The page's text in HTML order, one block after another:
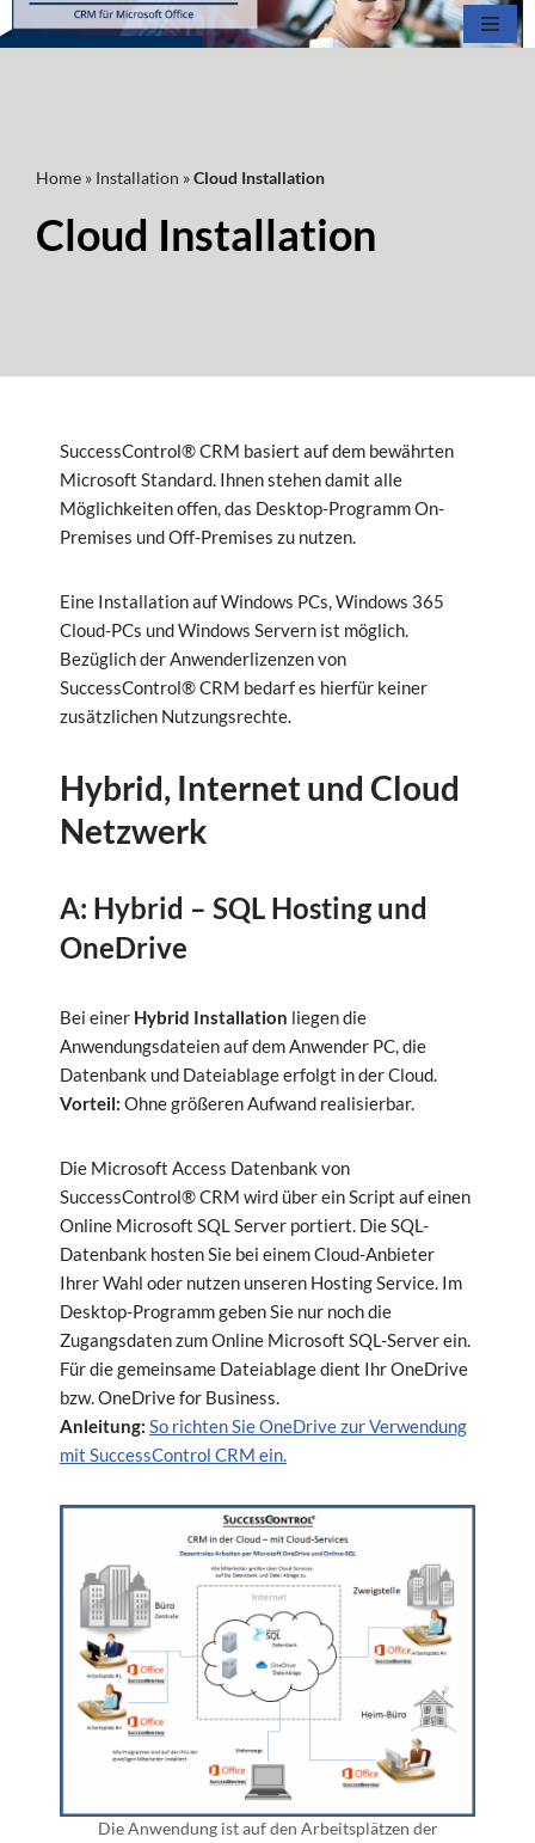
Home » Installation »Cloud Installation
Cloud Installation
SuccessControl® CRM basiert auf dem bewährten
Microsoft Standard. Ihnen stehen damit alle
Möglichkeiten offen, das Desktop-Programm On-
Premises und Off-Premises zu nutzen.
Eine Installation auf Windows PCs, Windows 365
Cloud-PCs und Windows Servern ist möglich.
Bezüglich der Anwenderlizenzen von
SuccessControl® CRM bedarf es hierfür keiner
zusätzlichen Nutzungsrechte.
Hybrid, Internet und Cloud
Netzwerk
A: Hybrid – SQL Hosting und
OneDrive
Bei einer Hybrid Installation liegen die
Anwendungsdateien auf dem Anwender PC, die
Datenbank und Dateiablage erfolgt in der Cloud.
Vorteil: Ohne größeren Aufwand realisierbar.
Die Microsoft Access Datenbank von
SuccessControl® CRM wird über ein Script auf einen
Online Microsoft SQL Server portiert. Die SQL-
Datenbank hosten Sie bei einem Cloud-Anbieter
Ihrer Wahl oder nutzen unseren Hosting Service. Im
Desktop-Programm geben Sie nur noch die
Zugangsdaten zum Online Microsoft SQL-Server ein.
Für die gemeinsame Dateiablage dient Ihr OneDrive
bzw. OneDrive for Business.
Anleitung: So richten Sie OneDrive zur Verwendung
mit SuccessControl CRM ein.
Die Anwendung ist auf den Arbeitsplätzen der